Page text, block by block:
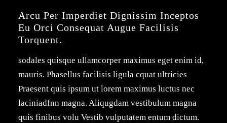
Arcu Per Imperdiet Dignissim Inceptos
Eu Orci Consequat Augue Facilisis
Torquent.
sodales quisque ullamcorper maximus eget enim id,
mauris. Phasellus facilisis ligula cquat ultricies
Praesent quis ipsum ut lorem maximus luctus nec
laciniadfnn magna. Aliqugdam vestibulum magna
quis finibus volu Vestib vulputatem entum dictum.